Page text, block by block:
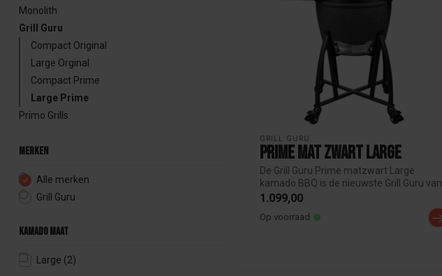
Monolith
Grill Guru
Compact Original
Large Orginal
Compact Prime
Large Prime
Primo Grills
Merken
Alle merken
Grill Guru
Kamado maat
Large (2)
GRILL GURU
Prime Mat Zwart Large
De Grill Guru Prime matzwart Large
kamado BBQ is de nieuwste Grill Guru van
2026...
1.099,00
Op voorraad